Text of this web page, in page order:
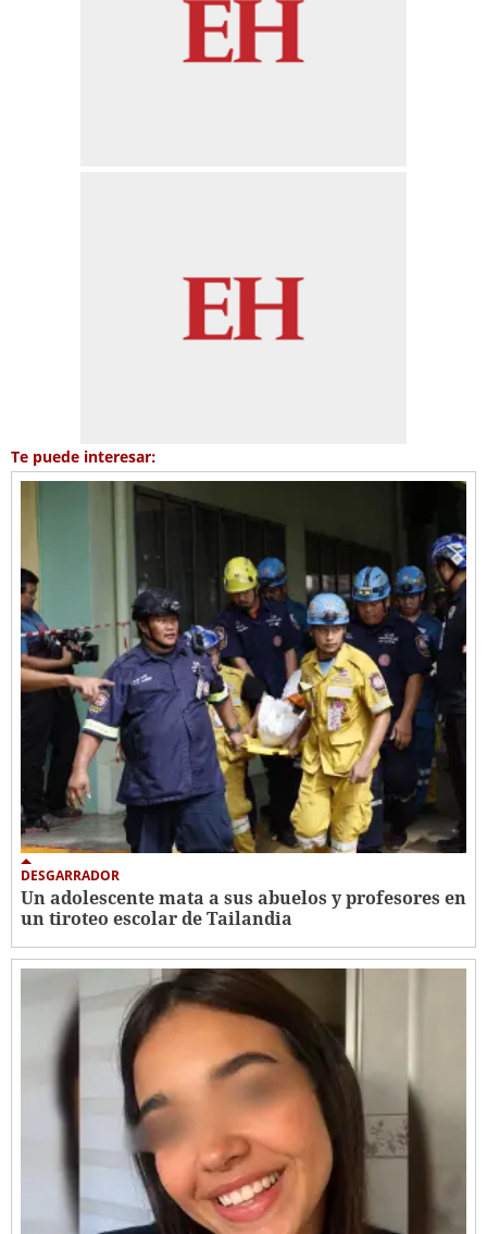
Te puede interesar:
DESGARRADOR
Un adolescente mata a sus abuelos y profesores en
un tiroteo escolar de Tailandia